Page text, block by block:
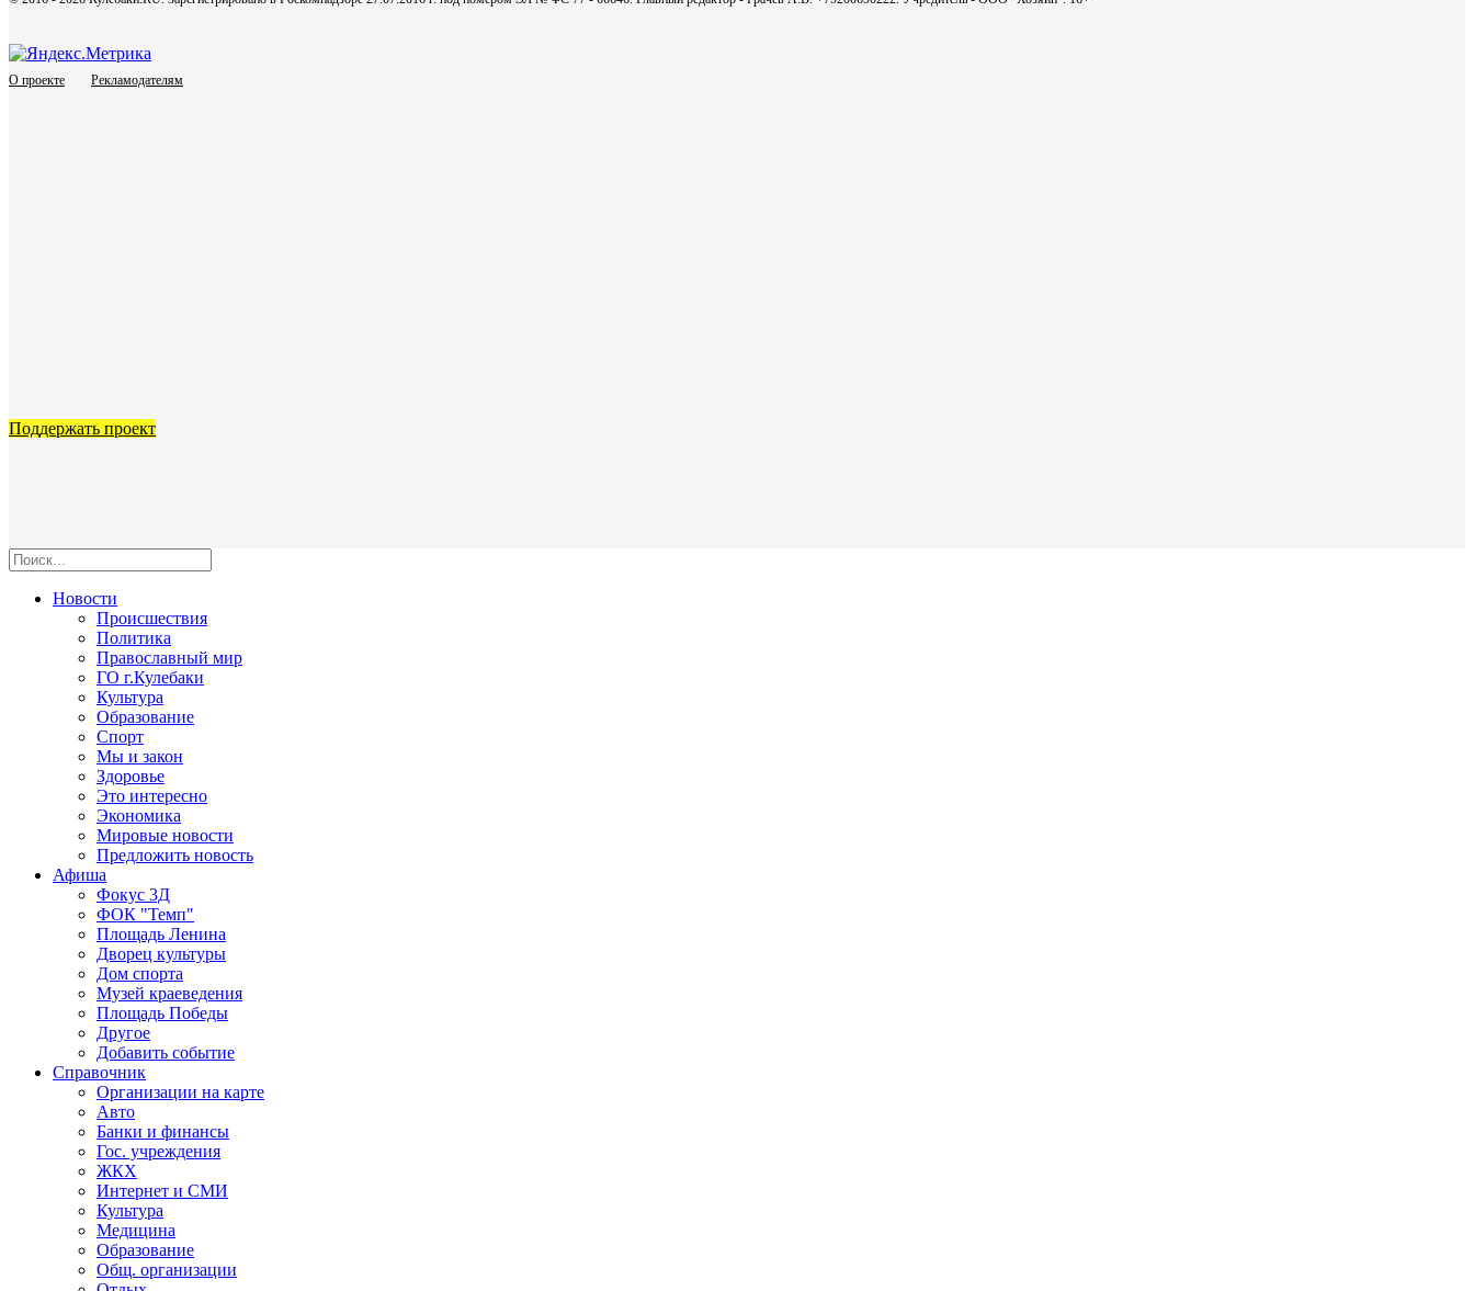
О проекте Рекламодателям
Поддержать проект
Новости
Происшествия
Политика
Православный мир
ГО г.Кулебаки
Культура
Образование
Спорт
Мы и закон
Здоровье
Это интересно
Экономика
Мировые новости
Предложить новость
Афиша
Фокус 3Д
ФОК "Темп"
Площадь Ленина
Дворец культуры
Дом спорта
Музей краеведения
Площадь Победы
Другое
Добавить событие
Справочник
Организации на карте
Авто
Банки и финансы
Гос. учреждения
ЖКХ
Интернет и СМИ
Культура
Медицина
Образование
Общ. организации